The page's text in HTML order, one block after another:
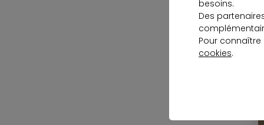
besoins.
Des
Pour
cookies.